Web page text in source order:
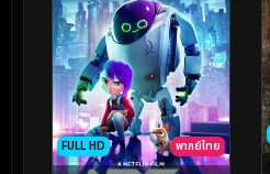
FULL HD พากย์ไทย